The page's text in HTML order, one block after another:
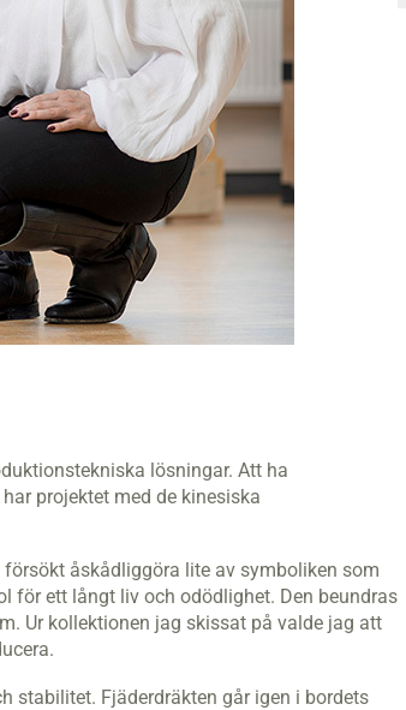
lösningar. Att ha
projektet med de kinesiska
åskådliggöra lite av symboliken som
för ett långt liv och odödlighet. Den beundras
Ur kollektionen jag skissat på valde jag att
stabilitet. Fjäderdräkten går igen i bordets